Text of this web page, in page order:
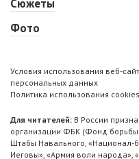
Сюжеты
Фото
Условия использования веб-
персональных данных
Политика использования cookies
Для читателей: В России
организации ФБК (Фонд борьбы
Штабы Навального, «Национал-
Иеговы», «Армия воли народа»,